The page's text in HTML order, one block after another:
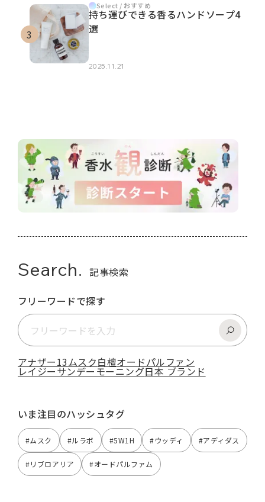
Select / おすすめ
持ち運びできる香るハンドソープ4
選
2025.11.21
Search. 記事検索
フリーワードで探す
アナザー13ムスク白檀オードパルファン
レイジーサンデーモーニング日本 ブランド
いま注目のハッシュタグ
#ムスク #ルラボ #5W1H #ウッディ #アディダス
#リブロアリア #オードパルファム